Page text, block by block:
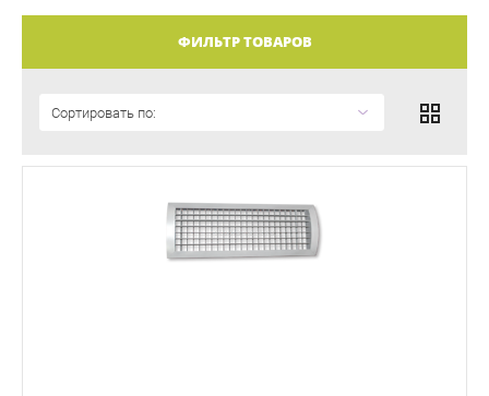
ФИЛЬТР ТОВАРОВ
Сортировать по: